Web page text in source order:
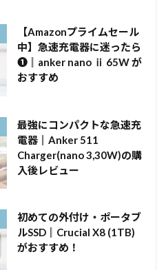
【Amazonプライムセール
中】急速充電器に迷ったら
❶║anker nano ⅱ 65W が
おすすめ
最強にコンパクトな急速充
電器║Anker 511
Charger(nano 3,30W)の購
入後レビュー
初めての外付け・ポータブ
ルSSD║Crucial X8 (1TB)
がおすすめ！